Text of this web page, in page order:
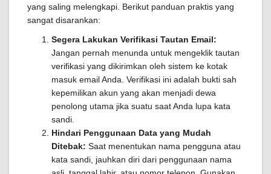
yang saling melengkapi. Berikut panduan praktis yang
sangat disarankan:
Segera Lakukan Verifikasi Tautan Email:
Jangan pernah menunda untuk mengeklik tautan
verifikasi yang dikirimkan oleh sistem ke kotak
masuk email Anda. Verifikasi ini adalah bukti sah
kepemilikan akun yang akan menjadi dewa
penolong utama jika suatu saat Anda lupa kata
sandi.
Hindari Penggunaan Data yang Mudah
Ditebak: Saat menentukan nama pengguna atau
kata sandi, jauhkan diri dari penggunaan nama